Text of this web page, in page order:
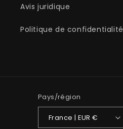
Avis juridique
Politique de confidentialité
Pays/région
France | EUR €